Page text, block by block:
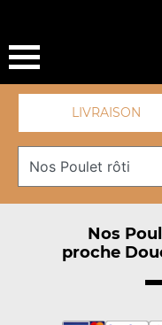
LIVRAISON
Nos
proche